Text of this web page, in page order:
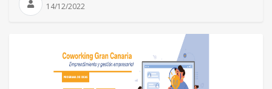
14/12/2022